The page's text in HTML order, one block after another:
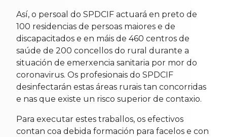
Así, o persoal do SPDCIF actuará en preto de
100 residencias de persoas maiores e de
discapacitados e en máis de 460 centros de
saúde de 200 concellos do rural durante a
situación de emerxencia sanitaria por mor do
coronavirus. Os profesionais do SPDCIF
desinfectarán estas áreas rurais tan concorridas
e nas que existe un risco superior de contaxio.
Para executar estes traballos, os efectivos
contan coa debida formación para facelos e con